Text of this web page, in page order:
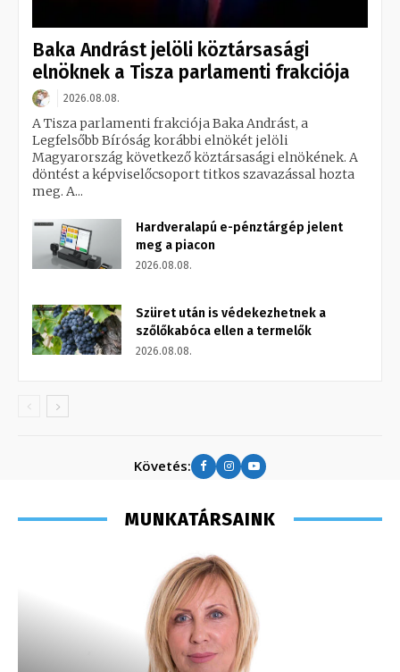
Baka Andrást jelöli köztársasági
elnöknek a Tisza parlamenti frakciója
2026.08.08.
A Tisza parlamenti frakciója Baka Andrást, a
Legfelsőbb Bíróság korábbi elnökét jelöli
Magyarország következő köztársasági elnökének. A
döntést a képviselőcsoport titkos szavazással hozta
meg. A...
Hardveralapú e-pénztárgép jelent
meg a piacon
2026.08.08.
Szüret után is védekezhetnek a
szőlőkabóca ellen a termelők
2026.08.08.
Követés:
MUNKATÁRSAINK